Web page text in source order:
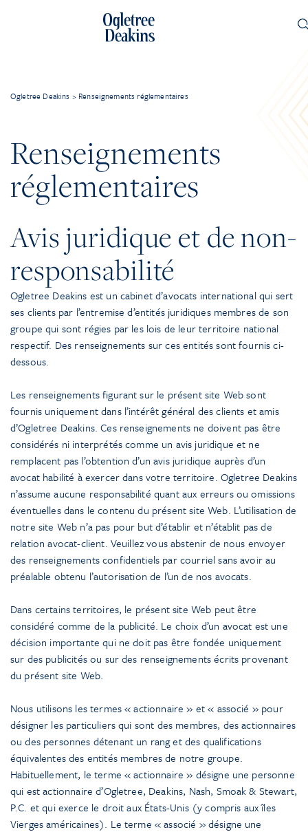
Ogletree Deakins > Renseignements réglementaires
Renseignements
réglementaires
Avis juridique et de non-
responsabilité
Ogletree Deakins est un cabinet d’avocats international qui sert
ses clients par l’entremise d’entités juridiques membres de son
groupe qui sont régies par les lois de leur territoire national
respectif. Des renseignements sur ces entités sont fournis ci-
dessous.
Les renseignements figurant sur le présent site Web sont
fournis uniquement dans l’intérêt général des clients et amis
d’Ogletree Deakins. Ces renseignements ne doivent pas être
considérés ni interprétés comme un avis juridique et ne
remplacent pas l’obtention d’un avis juridique auprès d’un
avocat habilité à exercer dans votre territoire. Ogletree Deakins
n’assume aucune responsabilité quant aux erreurs ou omissions
éventuelles dans le contenu du présent site Web. L’utilisation de
notre site Web n’a pas pour but d’établir et n’établit pas de
relation avocat-client. Veuillez vous abstenir de nous envoyer
des renseignements confidentiels par courriel sans avoir au
préalable obtenu l’autorisation de l’un de nos avocats.
Dans certains territoires, le présent site Web peut être
considéré comme de la publicité. Le choix d’un avocat est une
décision importante qui ne doit pas être fondée uniquement
sur des publicités ou sur des renseignements écrits provenant
du présent site Web.
Nous utilisons les termes « actionnaire » et « associé » pour
désigner les particuliers qui sont des membres, des actionnaires
ou des personnes détenant un rang et des qualifications
équivalentes des entités membres de notre groupe.
Habituellement, le terme « actionnaire » désigne une personne
qui est actionnaire d’Ogletree, Deakins, Nash, Smoak & Stewart,
P.C. et qui exerce le droit aux États-Unis (y compris aux îles
Vierges américaines). Le terme « associé » désigne une